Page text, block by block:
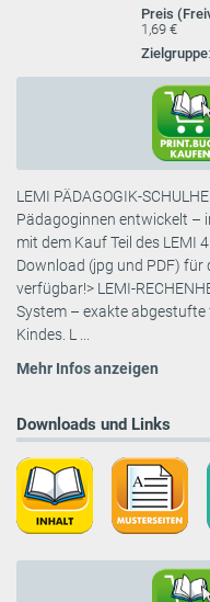
Preis
1,69 €
Zielgruppe
LEMI PÄDAGOGIK-
Pädagoginnen entwickelt –
mit dem Kauf Teil des LEMI
Download (jpg und PDF)
verfügbar!> LEMI-
System – exakte
Kindes. L ...
Mehr Infos anzeigen
Downloads und Links